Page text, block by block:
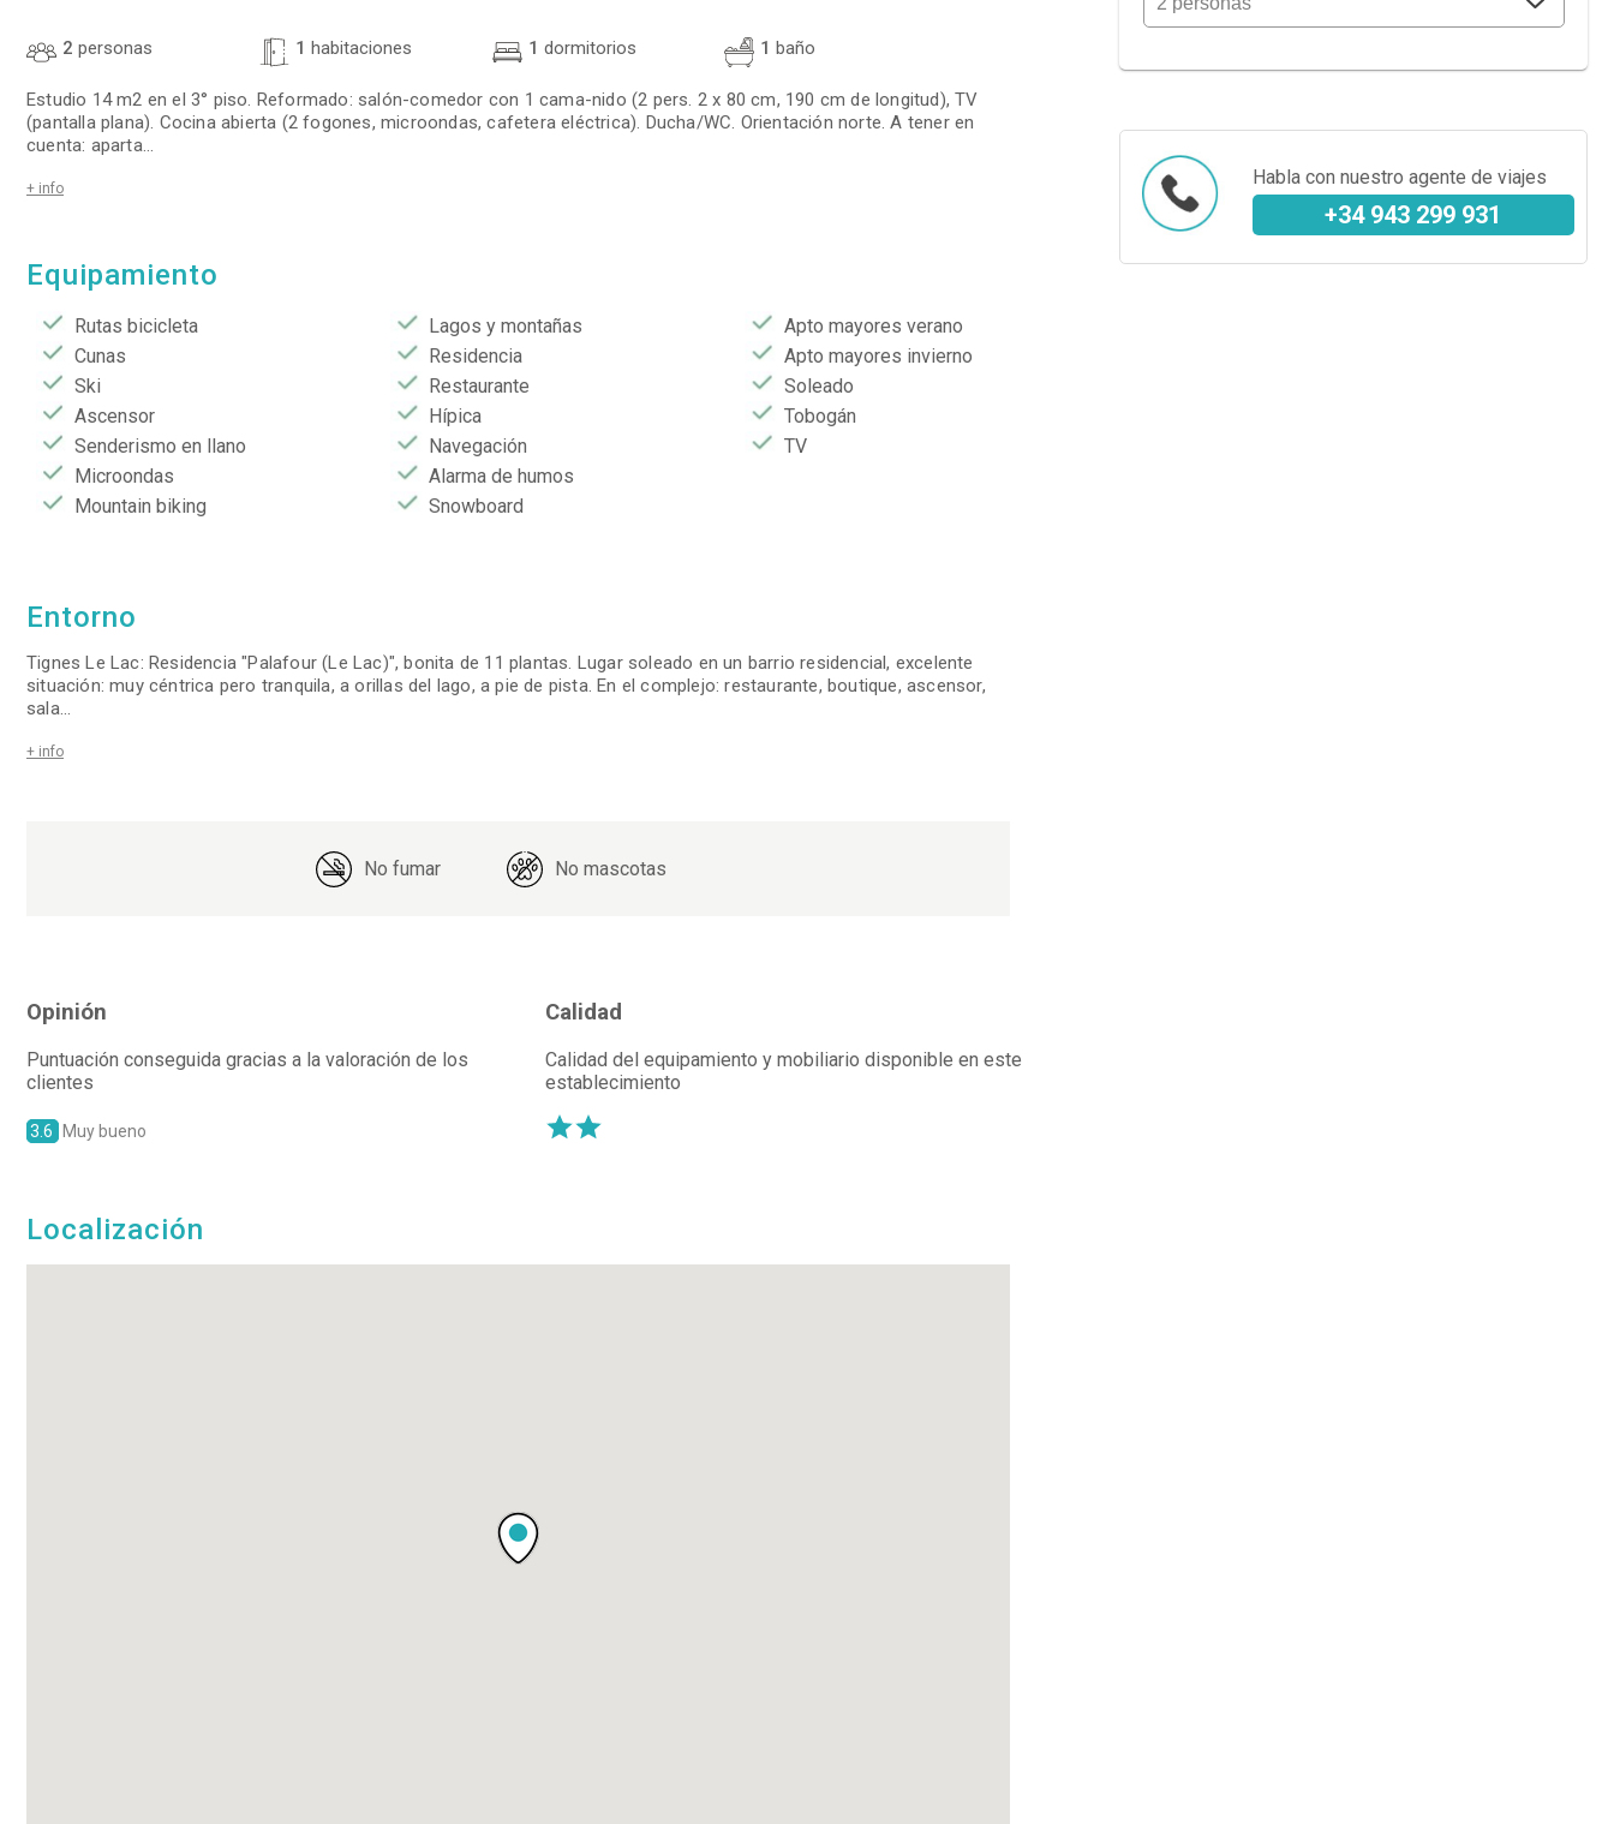
2 personas 1 habitaciones 1 dormitorios 1 baño
Estudio 14 m2 en el 3° piso. Reformado: salón-comedor con 1 cama-nido (2 pers. 2 x 80 cm, 190 cm de longitud), TV
(pantalla plana). Cocina abierta (2 fogones, microondas, cafetera eléctrica). Ducha/WC. Orientación norte. A tener en
cuenta: aparta...
+ info
Equipamiento
Rutas bicicleta
Cunas
Ski
Ascensor
Senderismo en llano
Microondas
Mountain biking
Lagos y montañas
Residencia
Restaurante
Hípica
Navegación
Alarma de humos
Snowboard
Apto mayores verano
Apto mayores invierno
Soleado
Tobogán
TV
Entorno
Tignes Le Lac: Residencia "Palafour (Le Lac)", bonita de 11 plantas. Lugar soleado en un barrio residencial, excelente
situación: muy céntrica pero tranquila, a orillas del lago, a pie de pista. En el complejo: restaurante, boutique, ascensor,
sala...
+ info
No fumar No mascotas
Opinión
Puntuación conseguida gracias a la valoración de los
clientes
3.6 Muy bueno
Calidad
Calidad del equipamiento y mobiliario disponible en este
establecimiento
Localización
Habla con nuestro agente de viajes
+34 943 299 931